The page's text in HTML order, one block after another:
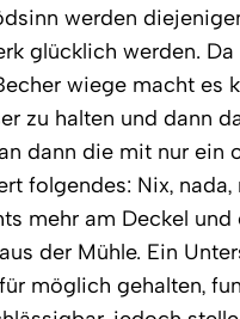
werden
glücklich werden.
wiege macht es
zu halten und dann
dann die mit nur ein
folgendes: Nix,
mehr am Deckel
der Mühle. Ein
möglich gehalten,